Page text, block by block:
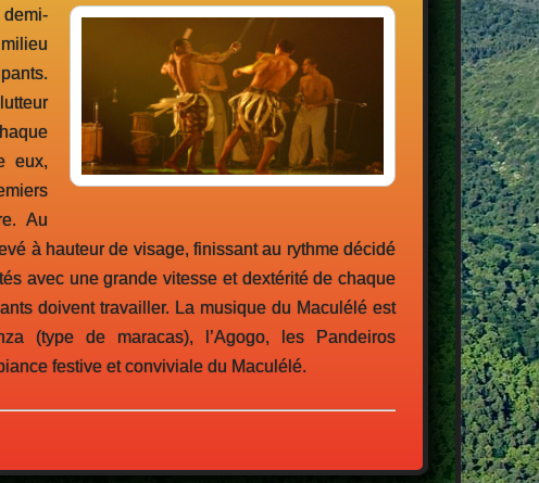
eux,
Au
à hauteur de visage, finissant au rythme décidé
avec une grande vitesse et dextérité de chaque
doivent travailler. La musique du Maculélé est
(type de maracas), l’Agogo, les Pandeiros
festive et conviviale du Maculélé.